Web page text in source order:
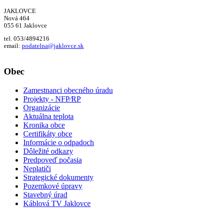
JAKLOVCE
Nová 464
055 61 Jaklovce
tel. 053/4894216
email: podatelna@jaklovce.sk
Obec
Zamestnanci obecného úradu
Projekty - NFP⁄RP
Organizácie
Aktuálna teplota
Kronika obce
Certifikáty obce
Informácie o odpadoch
Dôležité odkazy
Predpoveď počasia
Neplatiči
Strategické dokumenty
Pozemkové úpravy
Stavebný úrad
Káblová TV Jaklovce